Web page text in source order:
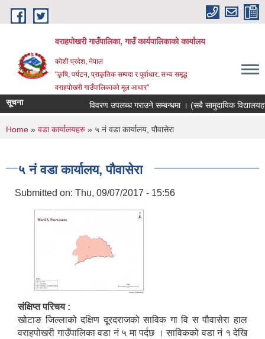
Skip to main content
वराहपोखरी गाउँपालिका, गाउँ कार्यपालिकाको कार्यालय
कोशी प्रदेश, नेपाल
"कृषि, पर्यटन, प्राकृतिक सम्पदा र पूर्वाधार: सभ्य समृद्ध
वराहपोखरी गाउँपालिकाको मूल आधार"
सूचना विवरण उपलब्ध गराउने सम्बन्धमा । (सबै सामुदायिक विद्यालयहरु)
You are here
Home » वडा कार्यालयहरु » ५ नं वडा कार्यालय, पौवासेरा
५ नं वडा कार्यालय, पौवासेरा
Submitted on: Thu, 09/07/2017 - 15:56
संक्षिप्त परिचय :
खोटाङ जिल्लाको दक्षिण दूरदराजको साविक गा वि स पौवासेरा हाल
वराहपोखरी गाउँपालिका वडा नं ५ मा पर्दछ । साविकको वडा नं १ देखि